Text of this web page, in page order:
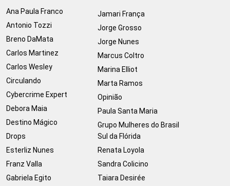
Ana Paula Franco
Antonio Tozzi
Breno DaMata
Carlos Martinez
Carlos Wesley
Circulando
Cybercrime Expert
Debora Maia
Destino Mágico
Drops
Esterliz Nunes
Franz Valla
Gabriela Egito
Jamari França
Jorge Grosso
Jorge Nunes
Marcus Coltro
Marina Elliot
Marta Ramos
Opinião
Paula Santa Maria
Grupo Mulheres do Brasil
Sul da Flórida
Renata Loyola
Sandra Colicino
Taiara Desirée